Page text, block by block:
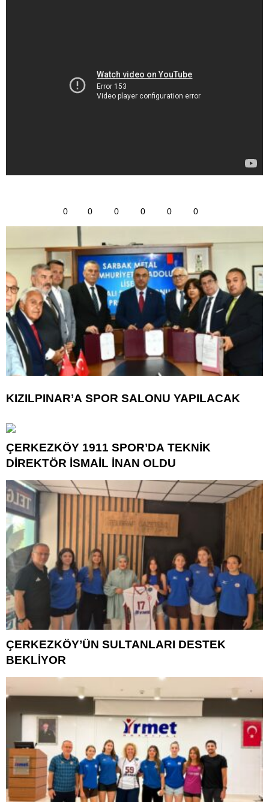
0 0 0 0 0 0
KIZILPINAR’A SPOR SALONU YAPILACAK
ÇERKEZKÖY 1911 SPOR’DA TEKNİK
DİREKTÖR İSMAİL İNAN OLDU
ÇERKEZKÖY’ÜN SULTANLARI DESTEK
BEKLİYOR